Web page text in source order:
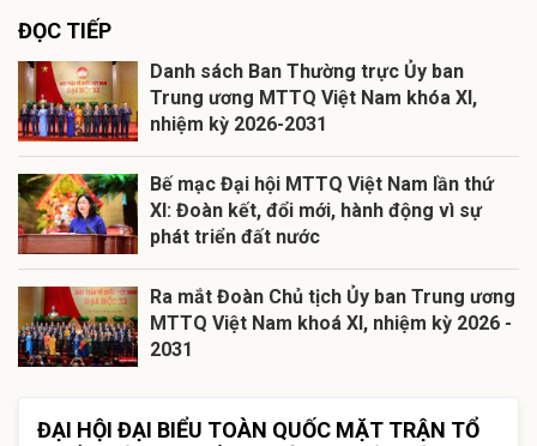
ĐỌC TIẾP
Danh sách Ban Thường trực Ủy ban
Trung ương MTTQ Việt Nam khóa XI,
nhiệm kỳ 2026-2031
Bế mạc Đại hội MTTQ Việt Nam lần thứ
XI: Đoàn kết, đổi mới, hành động vì sự
phát triển đất nước
Ra mắt Đoàn Chủ tịch Ủy ban Trung ương
MTTQ Việt Nam khoá XI, nhiệm kỳ 2026 -
2031
ĐẠI HỘI ĐẠI BIỂU TOÀN QUỐC MẶT TRẬN TỔ